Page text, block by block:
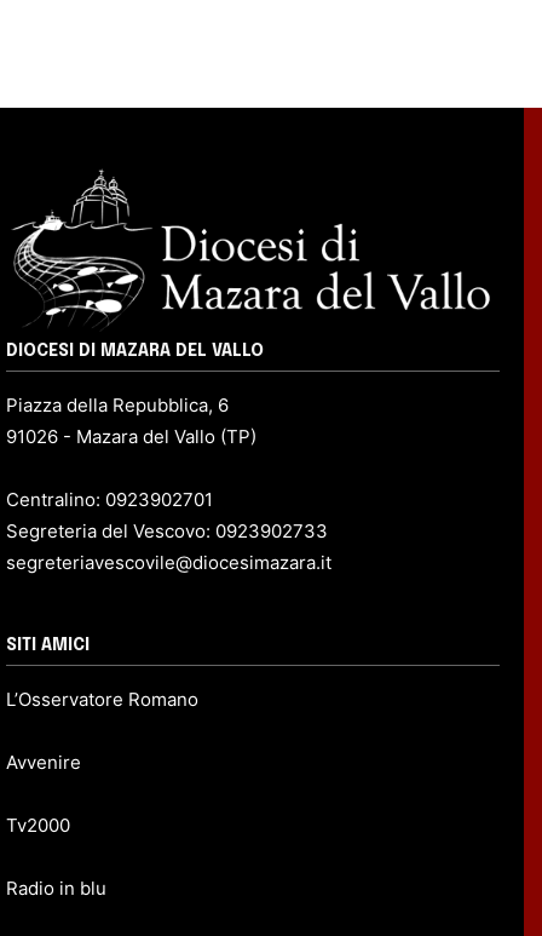
DIOCESI DI MAZARA DEL VALLO
Piazza della Repubblica, 6
91026 - Mazara del Vallo (TP)
Centralino: 0923902701
Segreteria del Vescovo: 0923902733
segreteriavescovile@diocesimazara.it
SITI AMICI
L’Osservatore Romano
Avvenire
Tv2000
Radio in blu